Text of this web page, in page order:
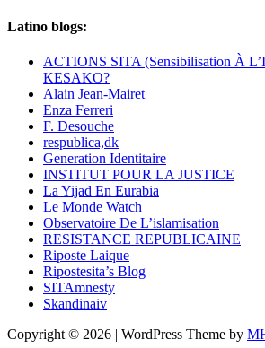
Latino blogs:
ACTIONS SITA (Sensibilisation À
KESAKO?
Alain Jean-Mairet
Enza Ferreri
F. Desouche
respublica,dk
Generation Identitaire
INSTITUT POUR LA JUSTICE
La Yijad En Eurabia
Le Monde Watch
Observatoire De L’islamisation
RESISTANCE REPUBLICAINE
Riposte Laique
Ripostesita’s Blog
SITAmnesty
Skandinaiv
Copyright © 2026 | WordPress Theme by